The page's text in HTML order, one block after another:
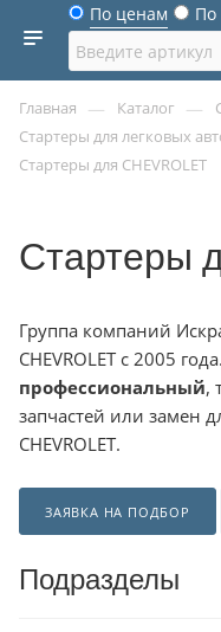
По ценам По
Главная — Каталог —
Стартеры для легковых
Стартеры для CHEVROLET
Стартеры
Группа компаний
CHEVROLET с 2005
профессиональный,
запчастей или замен
CHEVROLET.
ЗАЯВКА НА ПОДБОР
Подразделы